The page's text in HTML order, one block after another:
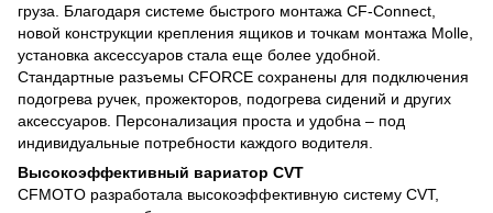
груза. Благодаря системе быстрого монтажа CF-Connect,
новой конструкции крепления ящиков и точкам монтажа Molle,
установка аксессуаров стала еще более удобной.
Стандартные разъемы CFORCE сохранены для подключения
подогрева ручек, прожекторов, подогрева сидений и других
аксессуаров. Персонализация проста и удобна – под
индивидуальные потребности каждого водителя.
Высокоэффективный вариатор CVT
CFMOTO разработала высокоэффективную систему CVT,